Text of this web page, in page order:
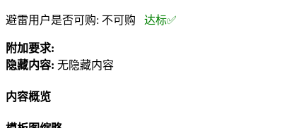
避雷用户是否可购: 不可购 达标✅
附加要求:
隐藏内容: 无隐藏内容
内容概览